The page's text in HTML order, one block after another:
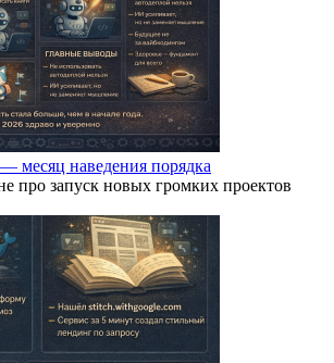
месяц наведения порядка
про запуск новых громких проектов